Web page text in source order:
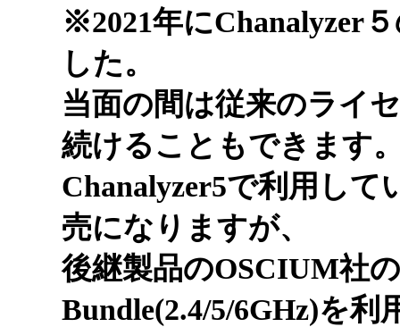
※2021年にChanalyzer
した。
当面の間は従来のライ
続けることもできます
Chanalyzer5で利用して
売になりますが、
後継製品のOSCIUM社
Bundle(2.4/5/6GHz)を利